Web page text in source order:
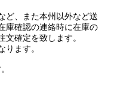
ど、また本州以外など送
庫確認の連絡時に在庫の
確定を致します。
ます。